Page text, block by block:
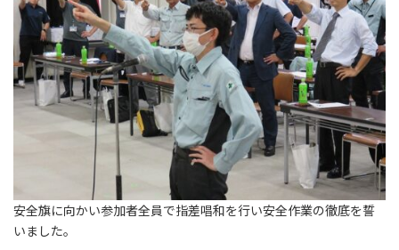
安全旗に向かい参加者全員で指差唱和を行い安全作業の徹底を誓
いました。